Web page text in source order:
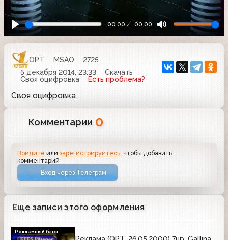
00:00 00:00
ОРТ MSAO
2725
5 декабря 2014, 23:33
Скачать
Своя оцифровка
Есть проблема?
Своя оцифровка
Комментарии 0
Войдите илизарегистрируйтесь, чтобы добавить
комментарий
Вход через Телеграм
Еще записи этого оформления
Рекламный блок